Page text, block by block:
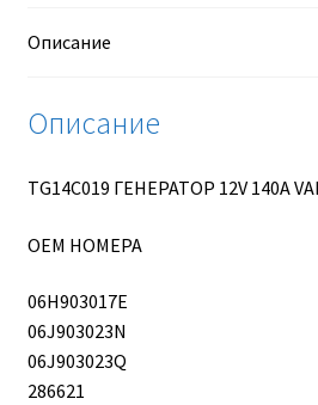
Описание
Описание
TG14C019 ГЕНЕРАТОР 12V 140A
OEM НОМЕРА
06H903017E
06J903023N
06J903023Q
286621